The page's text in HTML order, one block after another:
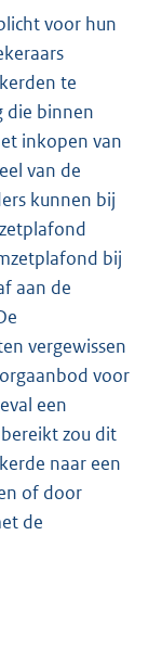
voor hun
te
die binnen
inkopen van
van de
kunnen bij
bij
aan de
vergewissen
voor
een
zou dit
naar een
of door
de